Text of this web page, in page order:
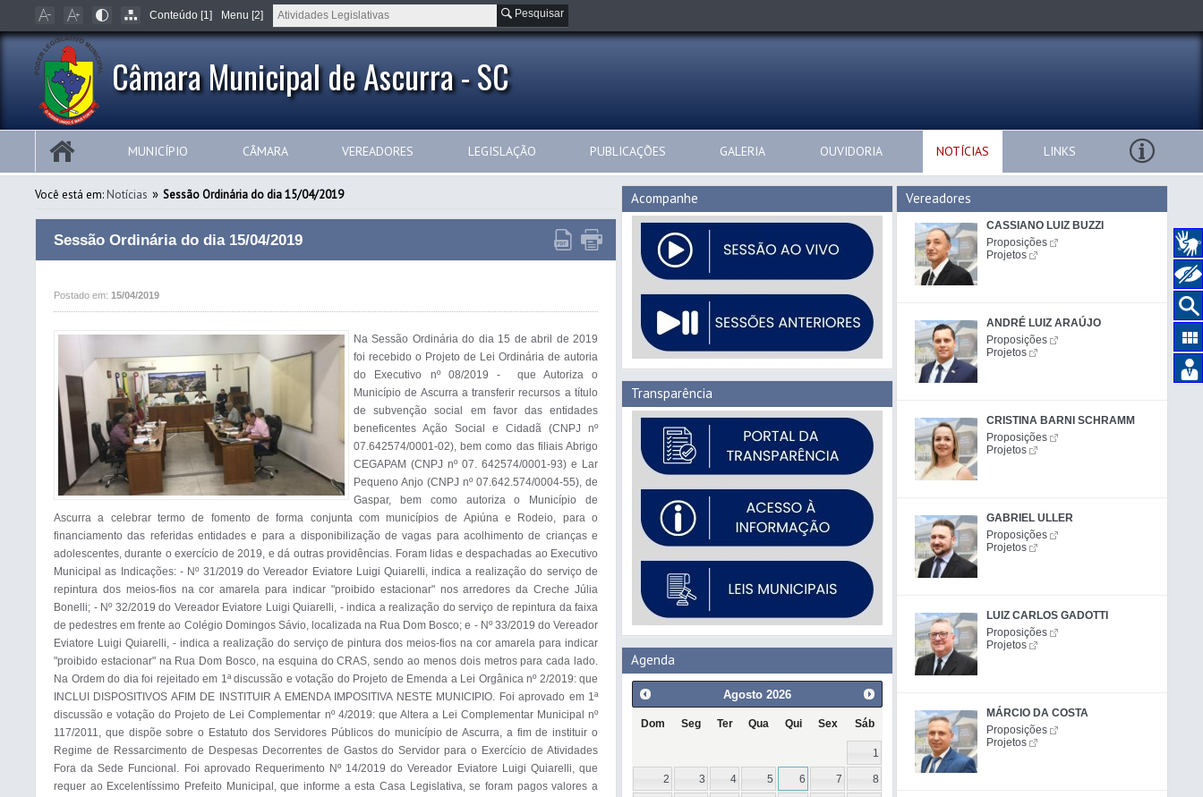
Conteúdo [1] Menu [2] Pesquisar
Câmara Municipal de Ascurra - SC
MUNICÍPIO CÂMARA VEREADORES LEGISLAÇÃO PUBLICAÇÕES GALERIA OUVIDORIA NOTÍCIAS LINKS
Você está em: Notícias » Sessão Ordinária do dia 15/04/2019
Sessão Ordinária do dia 15/04/2019
Postado em: 15/04/2019
Na Sessão Ordinária do dia 15 de abril de 2019
foi recebido o Projeto de Lei Ordinária de autoria
do Executivo nº 08/2019 -  que Autoriza o
Município de Ascurra a transferir recursos a título
de subvenção social em favor das entidades
beneficentes Ação Social e Cidadã (CNPJ nº
07.642574/0001-02), bem como das filiais Abrigo
CEGAPAM (CNPJ nº 07. 642574/0001-93) e Lar
Pequeno Anjo (CNPJ nº 07.642.574/0004-55), de
Gaspar, bem como autoriza o Município de
Ascurra a celebrar termo de fomento de forma conjunta com municípios de Apiúna e Rodeio, para o
financiamento das referidas entidades e para a disponibilização de vagas para acolhimento de crianças e
adolescentes, durante o exercício de 2019, e dá outras providências. Foram lidas e despachadas ao Executivo
Municipal as Indicações: - Nº 31/2019 do Vereador Eviatore Luigi Quiarelli, indica a realização do serviço de
repintura dos meios-fios na cor amarela para indicar "proibido estacionar" nos arredores da Creche Júlia
Bonelli; - Nº 32/2019 do Vereador Eviatore Luigi Quiarelli, - indica a realização do serviço de repintura da faixa
de pedestres em frente ao Colégio Domingos Sávio, localizada na Rua Dom Bosco; e - Nº 33/2019 do Vereador
Eviatore Luigi Quiarelli, - indica a realização do serviço de pintura dos meios-fios na cor amarela para indicar
"proibido estacionar" na Rua Dom Bosco, na esquina do CRAS, sendo ao menos dois metros para cada lado.
Na Ordem do dia foi rejeitado em 1ª discussão e votação do Projeto de Emenda a Lei Orgânica nº 2/2019: que
INCLUI DISPOSITIVOS AFIM DE INSTITUIR A EMENDA IMPOSITIVA NESTE MUNICIPIO. Foi aprovado em 1ª
discussão e votação do Projeto de Lei Complementar nº 4/2019: que Altera a Lei Complementar Municipal nº
117/2011, que dispõe sobre o Estatuto dos Servidores Públicos do município de Ascurra, a fim de instituir o
Regime de Ressarcimento de Despesas Decorrentes de Gastos do Servidor para o Exercício de Atividades
Fora da Sede Funcional. Foi aprovado Requerimento Nº 14/2019 do Vereador Eviatore Luigi Quiarelli, que
requer ao Excelentíssimo Prefeito Municipal, que informe a esta Casa Legislativa, se foram pagos valores a
Vereadores
CASSIANO LUIZ BUZZI
Proposições
Projetos
ANDRÉ LUIZ ARAÚJO
Proposições
Projetos
CRISTINA BARNI SCHRAMM
Proposições
Projetos
GABRIEL ULLER
Proposições
Projetos
LUIZ CARLOS GADOTTI
Proposições
Projetos
MÁRCIO DA COSTA
Proposições
Projetos
Acompanhe
Transparência
Agenda
Agosto 2026
Dom Seg Ter Qua Qui Sex Sáb
1
2 3 4 5 6 7 8